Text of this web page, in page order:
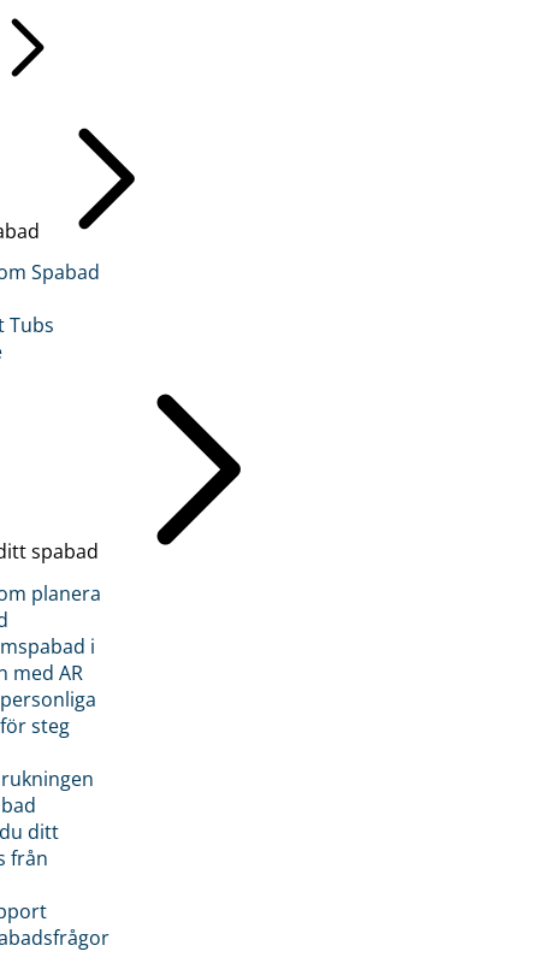
Spabad
Tubs
spabad
planera
i
med AR
steg
ditt
från